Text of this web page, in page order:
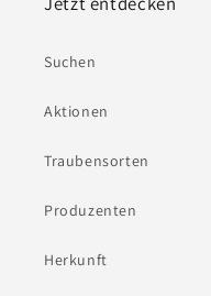
Suchen
Aktionen
Traubensorten
Produzenten
Herkunft